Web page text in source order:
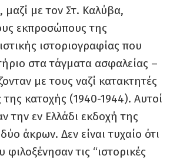
μαζί με τον Στ. Καλύβα,
εκπροσώπους της
ιστοριογραφίας που
στα τάγματα ασφαλείας –
με τους ναζί κατακτητές
της κατοχής (1940-1944). Αυτοί
την εν Ελλάδι εκδοχή της
άκρων. Δεν είναι τυχαίο ότι
φιλοξένησαν τις “ιστορικές